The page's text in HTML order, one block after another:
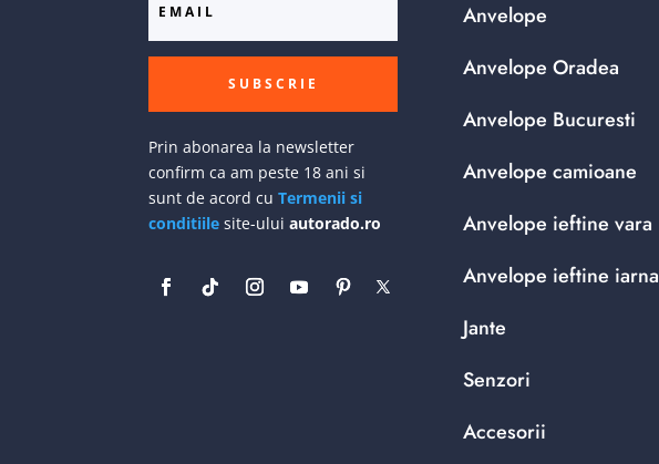
SUBSCRIE
Prin abonarea la newsletter
confirm ca am peste 18 ani si
sunt de acord cuTermenii si
conditiile site-uluiautorado.ro
Anvelope
Anvelope Oradea
Anvelope Bucuresti
Anvelope camioane
Anvelope ieftine vara
Anvelope ieftine iarna
Jante
Senzori
Accesorii